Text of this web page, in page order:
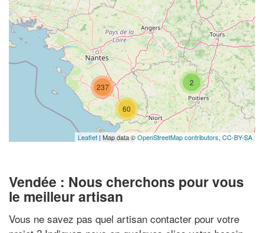
2
60
237
Leaflet | Map data ©OpenStreetMap contributors, CC-BY-SA
Vendée : Nous cherchons pour vous
le meilleur artisan
Vous ne savez pas quel artisan contacter pour votre